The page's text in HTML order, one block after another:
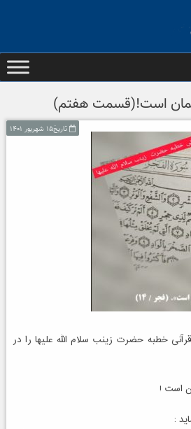
است!(قسمت هفتم)
تاریخ۱۵ شهریور ۱۴۰۱
خطبه حضرت زینب سلام الله علیها را در
است !
: